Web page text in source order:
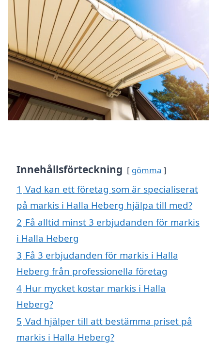
Innehållsförteckning gömma
1 Vad kan ett företag som är specialiserat
på markis i Halla Heberg hjälpa till med?
2 Få alltid minst 3 erbjudanden för markis
i Halla Heberg
3 Få 3 erbjudanden för markis i Halla
Heberg från professionella företag
4 Hur mycket kostar markis i Halla
Heberg?
5 Vad hjälper till att bestämma priset på
markis i Halla Heberg?